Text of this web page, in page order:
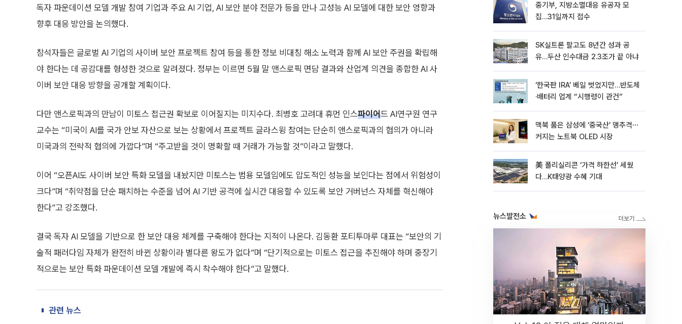
독자 파운데이션 모델 개발 참여 기업과 주요 AI 기업, AI 보안 분야 전문가 등을 만나 고성능 AI 모델에 대한 보안 영향과
향후 대응 방안을 논의했다.
참석자들은 글로벌 AI 기업의 사이버 보안 프로젝트 참여 등을 통한 정보 비대칭 해소 노력과 함께 AI 보안 주권을 확립해
야 한다는 데 공감대를 형성한 것으로 알려졌다. 정부는 이르면 5월 말 앤스로픽 면담 결과와 산업계 의견을 종합한 AI 사
이버 보안 대응 방향을 공개할 계획이다.
다만 앤스로픽과의 만남이 미토스 접근권 확보로 이어질지는 미지수다. 최병호 고려대 휴먼 인스파이어드 AI연구원 연구
교수는 “미국이 AI를 국가 안보 자산으로 보는 상황에서 프로젝트 글라스윙 참여는 단순히 앤스로픽과의 협의가 아니라
미국과의 전략적 협의에 가깝다”며 “주고받을 것이 명확할 때 거래가 가능할 것”이라고 말했다.
이어 “오픈AI도 사이버 보안 특화 모델을 내놨지만 미토스는 범용 모델임에도 압도적인 성능을 보인다는 점에서 위험성이
크다”며 “취약점을 단순 패치하는 수준을 넘어 AI 기반 공격에 실시간 대응할 수 있도록 보안 거버넌스 자체를 혁신해야
한다”고 강조했다.
결국 독자 AI 모델을 기반으로 한 보안 대응 체계를 구축해야 한다는 지적이 나온다. 김동환 포티투마루 대표는 “보안의 기
술적 패러다임 자체가 완전히 바뀐 상황이라 별다른 왕도가 없다”며 “단기적으로는 미토스 접근을 추진해야 하며 중장기
적으로는 보안 특화 파운데이션 모델 개발에 즉시 착수해야 한다”고 말했다.
관련 뉴스
중기부, 지방소멸대응 유공자 모
집…31일까지 접수
SK실트론 팔고도 8년간 성과 공
유…두산 인수대금 2.3조가 끝 아냐
‘한국판 IRA’ 베일 벗었지만…반도체
·배터리 업계 “시행령이 관건”
맥북 품은 삼성에 ‘중국산’ 맹추격⋯
커지는 노트북 OLED 시장
美 폴리실리콘 ‘가격 하한선’ 세웠
다…K태양광 수혜 기대
뉴스발전소